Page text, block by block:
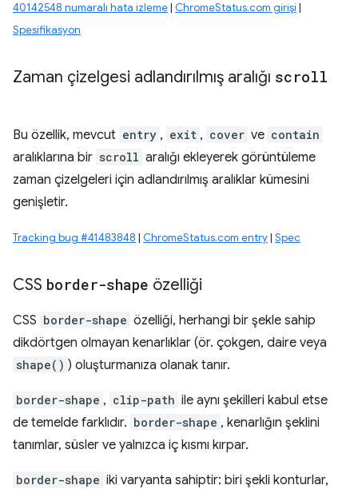
40142548 numaralı hata izleme| ChromeStatus.com girişi |
Spesifikasyon
Zaman çizelgesi adlandırılmış aralığı scroll
Bu özellik, mevcut entry , exit , cover ve contain
aralıklarına bir scroll aralığı ekleyerek görüntüleme
zaman çizelgeleri için adlandırılmış aralıklar kümesini
genişletir.
Tracking bug #41483848 | ChromeStatus.com entry| Spec
CSS border-shape özelliği
CSS border-shape özelliği, herhangi bir şekle sahip
dikdörtgen olmayan kenarlıklar (ör. çokgen, daire veya
shape() ) oluşturmanıza olanak tanır.
border-shape , clip-path ile aynı şekilleri kabul etse
de temelde farklıdır. border-shape , kenarlığın şeklini
tanımlar, süsler ve yalnızca iç kısmı kırpar.
border-shape iki varyanta sahiptir: biri şekli konturlar,